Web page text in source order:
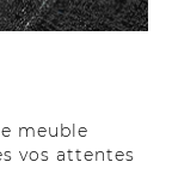
meuble
vos attentes